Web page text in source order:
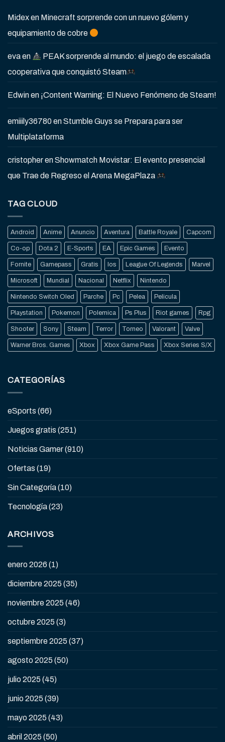
Midexen Minecraft sorprende con un nuevo gólem y
equipamiento de cobre
evaen
PEAK sorprende al mundo: el juego de escalada
cooperativa que conquistó Steam
Edwinen ¡Content Warning: El Nuevo Fenómeno de Steam!
emiiily36780enStumble Guys se Prepara para ser
Multiplataforma
cristopherenShowmatch Movistar: El evento presencial
que Trae de Regreso el Arena MegaPlaza
TAG CLOUD
Android Anime Anuncio Aventura Battle Royale Capcom
Co-op Dota 2 E-Sports EA Epic Games Evento
Fornite Gamepass Gratis Ios League Of Legends Marvel
Microsoft Mundial Nacional Netflix Nintendo
Nintendo Switch Oled Parche Pc Pelea Pelicula
Playstation Pokemon Polemica Ps Plus Riot games Rpg
Shooter Sony Steam Terror Torneo Valorant Valve
Warner Bros. Games Xbox Xbox Game Pass Xbox Series S/X
CATEGORÍAS
eSports (66)
Juegos gratis (251)
Noticias Gamer(910)
Ofertas (19)
Sin Categoría(10)
Tecnología(23)
ARCHIVOS
enero 2026 (1)
diciembre 2025 (35)
noviembre 2025 (46)
octubre 2025 (3)
septiembre 2025 (37)
agosto 2025 (50)
julio 2025 (45)
junio 2025 (39)
mayo 2025 (43)
abril 2025 (50)